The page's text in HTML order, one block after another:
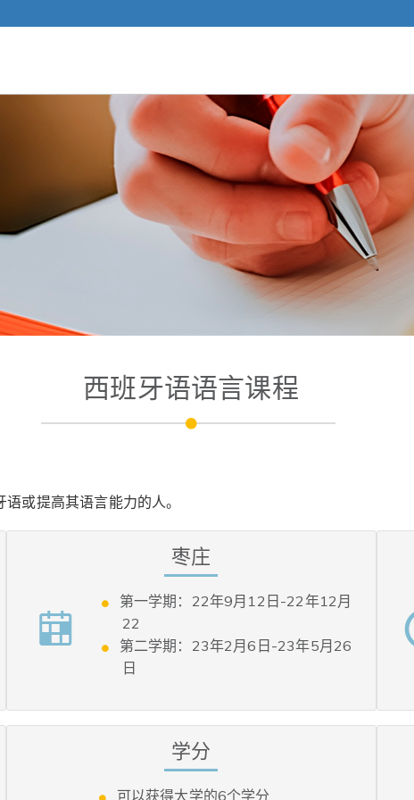
西班牙语语言课程
或提高其语言能力的人。
枣庄
第一学期：22年9月12日-22年12月
22
第二学期：23年2月6日-23年5月26
日
学分
可以获得大学的6个学分